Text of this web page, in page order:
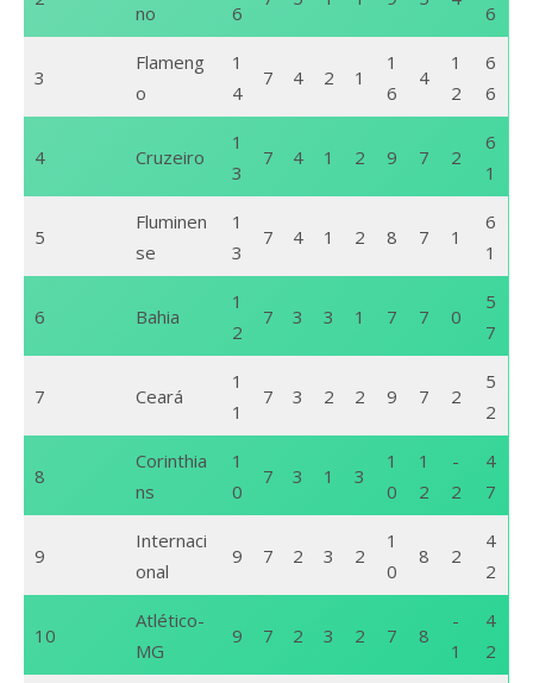
no
6
6
3
Flameng
o
1
4
7 4 2 1
1
6
4
1
2
6
6
4 Cruzeiro
1
3
7 4 1 2 9 7 2
6
1
5
Fluminen
se
1
3
7 4 1 2 8 7 1
6
1
6 Bahia
1
2
7 3 3 1 7 7 0
5
7
7 Ceará
1
1
7 3 2 2 9 7 2
5
2
8
Corinthia
ns
1
0
7 3 1 3
1
0
1
2
-
2
4
7
9
Internaci
onal
9 7 2 3 2
1
0
8 2
4
2
10
Atlético-
MG
9 7 2 3 2 7 8
-
1
4
2